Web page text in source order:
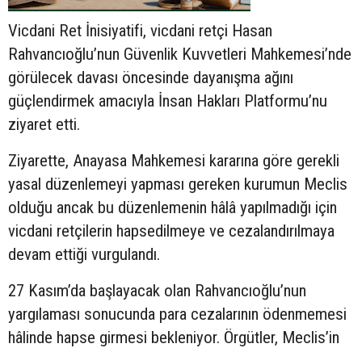
Vicdani Ret İnisiyatifi, vicdani retçi Hasan
Rahvancıoğlu’nun Güvenlik Kuvvetleri Mahkemesi’nde
görülecek davası öncesinde dayanışma ağını
güçlendirmek amacıyla İnsan Hakları Platformu’nu
ziyaret etti.
Ziyarette, Anayasa Mahkemesi kararına göre gerekli
yasal düzenlemeyi yapması gereken kurumun Meclis
olduğu ancak bu düzenlemenin hâlâ yapılmadığı için
vicdani retçilerin hapsedilmeye ve cezalandırılmaya
devam ettiği vurgulandı.
27 Kasım’da başlayacak olan Rahvancıoğlu’nun
yargılaması sonucunda para cezalarının ödenmemesi
hâlinde hapse girmesi bekleniyor. Örgütler, Meclis’in